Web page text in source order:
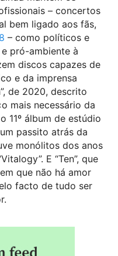
– concertos
bem ligado aos fãs,
– como políticos e
pró-ambiente à
discos capazes de
e da imprensa
de 2020, descrito
mais necessário da
11º álbum de estúdio
passito atrás da
monólitos dos anos
E “Ten”, que
que não há amor
facto de tudo ser